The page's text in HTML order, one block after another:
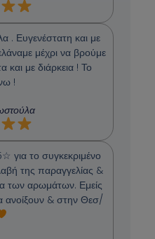
. Ευγενέστατη και με
μέχρι να βρούμε
και με διάρκεια ! Το
!
για το συγκεκριμένο
της παραγγελίας &
των αρωμάτων. Εμείς
ανοίξουν & στην Θεσ/